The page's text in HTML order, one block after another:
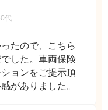
代
たので、こちら
した。車両保険
ョンをご提示頂
がありました。